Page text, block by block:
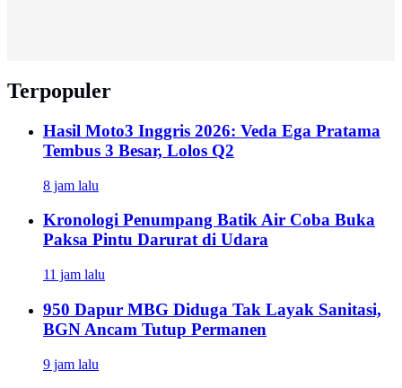
Terpopuler
Hasil Moto3 Inggris 2026: Veda Ega Pratama
Tembus 3 Besar, Lolos Q2
8 jam lalu
Kronologi Penumpang Batik Air Coba Buka
Paksa Pintu Darurat di Udara
11 jam lalu
950 Dapur MBG Diduga Tak Layak Sanitasi,
BGN Ancam Tutup Permanen
9 jam lalu